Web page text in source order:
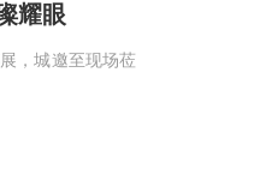
耀眼
，城邀至现场莅